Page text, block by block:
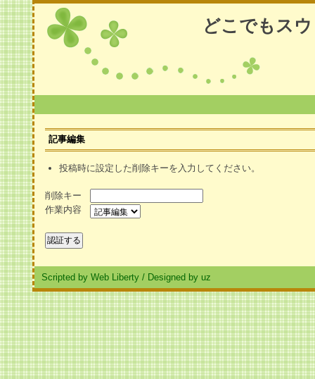
どこでもス
記事編集
投稿時に設定した削除キーを入力してください。
削除キー
作業内容
Scripted by Web Liberty / Designed by uz